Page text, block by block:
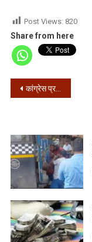
Post Views: 820
Share from here
Post
कांग्रेस प्रवक्ता राजीव त्यागी का निधन